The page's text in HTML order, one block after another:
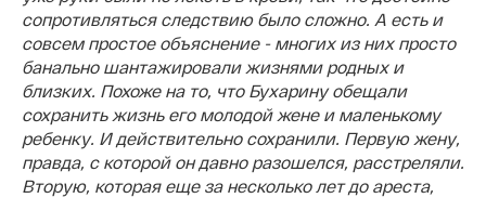
сопротивляться следствию было сложно. А есть и
совсем простое объяснение - многих из них просто
банально шантажировали жизнями родных и
близких. Похоже на то, что Бухарину обещали
сохранить жизнь его молодой жене и маленькому
ребенку. И действительно сохранили. Первую жену,
правда, с которой он давно разошелся, расстреляли.
Вторую, которая еще за несколько лет до ареста,